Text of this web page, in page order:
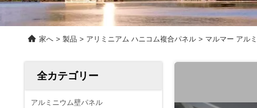
家へ > 製品 > アリミニアム ハニコム複合パネル > マルマー アル
全カテゴリー
アルミニウム壁パネル